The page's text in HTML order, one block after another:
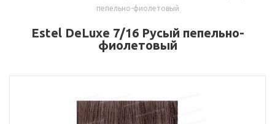
пепельно-фиолетовый
Estel DeLuxe 7/16 Русый пепельно-
фиолетовый